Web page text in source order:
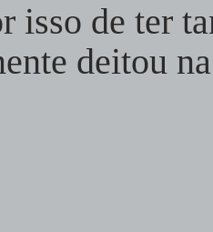
isso de ter
deitou